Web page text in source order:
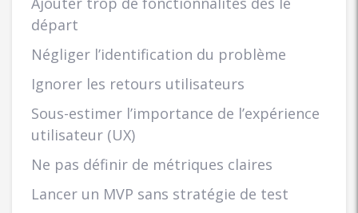
départ
Négliger l’identification du problème
Ignorer les retours utilisateurs
Sous-estimer l’importance de l’expérience
utilisateur (UX)
Ne pas définir de métriques claires
Lancer un MVP sans stratégie de test